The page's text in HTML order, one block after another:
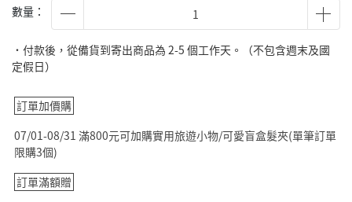
數量：
˙付款後，從備貨到寄出商品為 2-5 個工作天。（不包含週末及國
定假日）
訂單加價購
07/01-08/31 滿800元可加購實用旅遊小物/可愛盲盒髮夾(單筆訂單
限購3個)
訂單滿額贈